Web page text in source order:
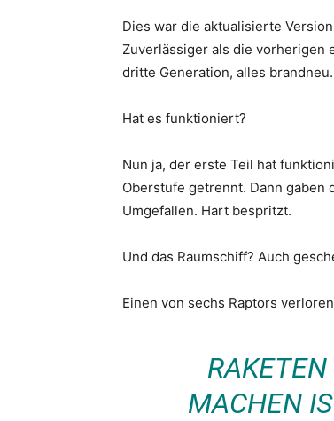
Dies war die aktualisierte
Zuverlässiger als die vorherigen
dritte Generation, alles
Hat es funktioniert?
Nun ja, der erste Teil hat
Oberstufe getrennt. Dann gaben
Umgefallen. Hart bespritzt.
Und das Raumschiff? Auch
Einen von sechs Raptors
MACHEN